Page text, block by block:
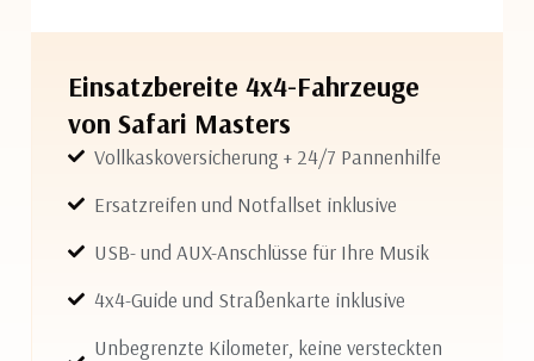
Einsatzbereite 4x4-Fahrzeuge
von Safari Masters
Vollkaskoversicherung + 24/7 Pannenhilfe
Ersatzreifen und Notfallset inklusive
USB- und AUX-Anschlüsse für Ihre Musik
4x4-Guide und Straßenkarte inklusive
Unbegrenzte Kilometer, keine versteckten